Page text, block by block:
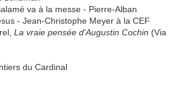
va à la messe - Pierre-Alban
- Jean-Christophe Meyer à la CEF
La vraie pensée d'Augustin Cochin (Via
du Cardinal